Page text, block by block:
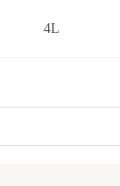
4L